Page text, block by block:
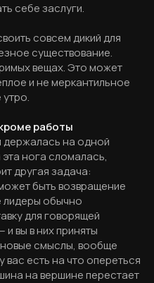
себе заслуги.
совсем дикий для
существование.
вещах. Это может
и не меркантильное
работы
на одной
нога сломалась,
другая задача:
быть возвращение
лидеры обычно
для говорящей
вы в них приняты
смыслы, вообще
есть на что опереться
на вершине перестает